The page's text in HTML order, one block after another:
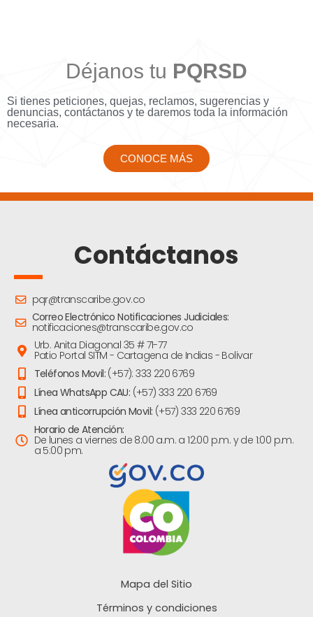
Déjanos tu PQRSD
Si tienes peticiones, quejas, reclamos, sugerencias y
denuncias, contáctanos y te daremos toda la información
necesaria.
CONOCE MÁS
Contáctanos
pqr@transcaribe.gov.co
Correo Electrónico Notificaciones Judiciales:
notificaciones@transcaribe.gov.co
Urb. Anita Diagonal 35 # 71-77
Patio Portal SITM - Cartagena de Indias - Bolivar
Teléfonos Movil: (+57): 333 220 6769
Línea WhatsApp CAU: (+57) 333 220 6769
Línea anticorrupción Movil: (+57) 333 220 6769
Horario de Atención:
De lunes a viernes de 8:00 a.m. a 12:00 p.m. y de 1:00 p.m.
a 5:00 pm.
Mapa del Sitio
Términos y condiciones